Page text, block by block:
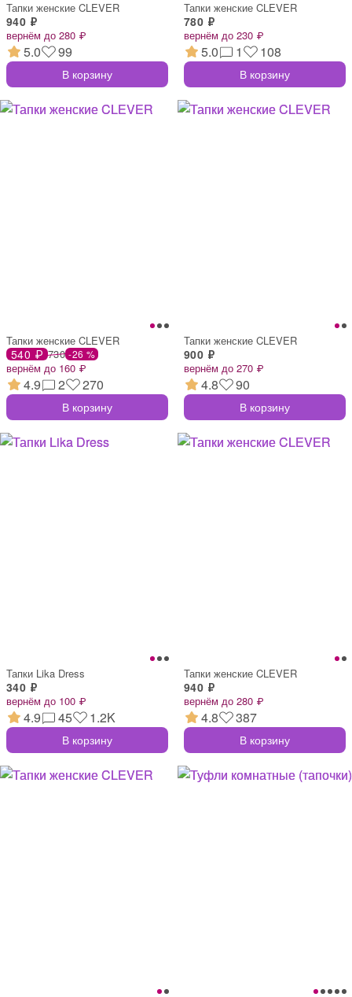
Тапки женские CLEVER
940 ₽
вернём до 280 ₽
5.0 99
В корзину
Тапки женские CLEVER
780 ₽
вернём до 230 ₽
5.0 1 108
В корзину
Тапки женские CLEVER
540 ₽ 730 -26 %
вернём до 160 ₽
4.9 2 270
В корзину
Тапки женские CLEVER
900 ₽
вернём до 270 ₽
4.8 90
В корзину
Тапки Lika Dress
340 ₽
вернём до 100 ₽
4.9 45 1.2K
В корзину
Тапки женские CLEVER
940 ₽
вернём до 280 ₽
4.8 387
В корзину